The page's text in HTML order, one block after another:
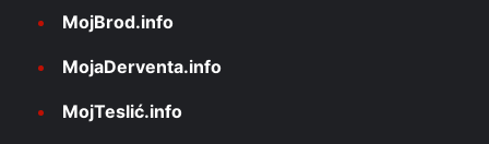
MojBrod.info
MojaDerventa.info
MojTeslić.info